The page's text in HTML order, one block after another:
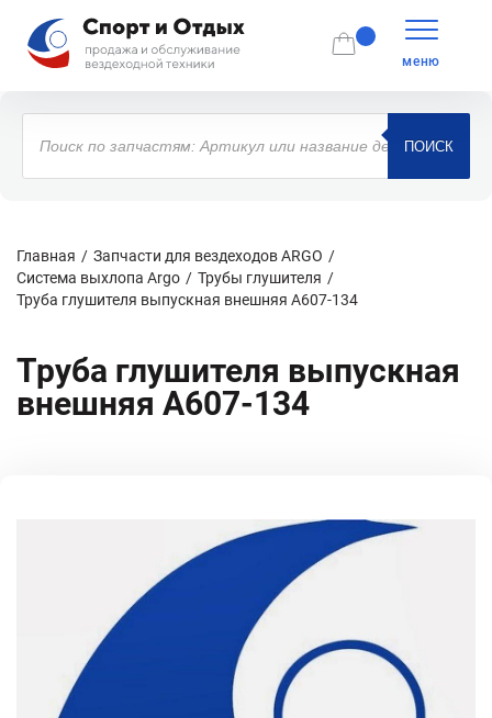
меню
Поиск
товаров
ПОИСК
Главная
Запчасти для вездеходов ARGO
Система выхлопа Argo
Трубы глушителя
Труба глушителя выпускная внешняя A607-134
Труба глушителя выпускная
внешняя A607-134